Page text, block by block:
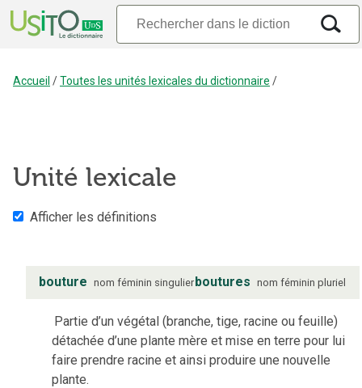
Accueil /Toutes les unités lexicales du dictionnaire /
Unité lexicale
Afficher les définitions
bouture nom féminin singulierboutures nom féminin pluriel
Partie d’un végétal (branche, tige, racine ou feuille)
détachée d’une plante mère et mise en terre pour lui
faire prendre racine et ainsi produire une nouvelle
plante.